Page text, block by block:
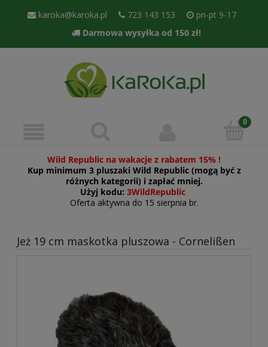
karoka@karoka.pl 723 143 153
pn-pt 9-17
Darmowa wysyłka od 150 zł!
Wild Republic na wakacje z rabatem 15% !
Kup minimum 3 pluszaki Wild Republic (mogą być z
różnych kategorii) i zapłać mniej.
Użyj kodu: 3WildRepublic
Oferta aktywna do 15 sierpnia br.
Jeż 19 cm maskotka pluszowa - Cornelißen